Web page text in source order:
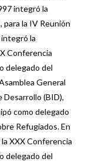
integró la
para la IV Reunión
integró la
Conferencia
delegado del
General
(BID),
como delegado
Refugiados. En
XXX Conferencia
delegado del